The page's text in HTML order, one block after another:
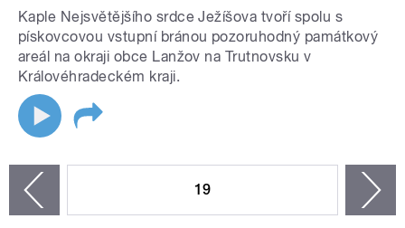
Kaple Nejsvětějšího srdce Ježíšova tvoří spolu s
pískovcovou vstupní bránou pozoruhodný památkový
areál na okraji obce Lanžov na Trutnovsku v
Královéhradeckém kraji.
19